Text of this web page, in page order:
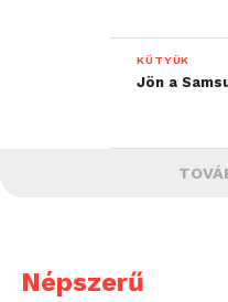
KÜTYÜK
Jön a
Népszerű